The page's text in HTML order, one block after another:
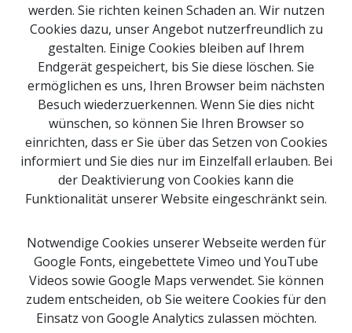
Impressum
Newsletter Anmeldung
Kontakt
Sitemap
Downloads
Suche
© 2026 Copyright Naturpark Obst-Hügel-Land
werden. Sie richten keinen Schaden an. Wir nutzen
Cookies dazu, unser Angebot nutzerfreundlich zu
gestalten. Einige Cookies bleiben auf Ihrem
Endgerät gespeichert, bis Sie diese löschen. Sie
ermöglichen es uns, Ihren Browser beim nächsten
Besuch wiederzuerkennen. Wenn Sie dies nicht
wünschen, so können Sie Ihren Browser so
einrichten, dass er Sie über das Setzen von Cookies
informiert und Sie dies nur im Einzelfall erlauben. Bei
der Deaktivierung von Cookies kann die
Funktionalität unserer Website eingeschränkt sein.
Notwendige Cookies unserer Webseite werden für
Google Fonts, eingebettete Vimeo und YouTube
Videos sowie Google Maps verwendet. Sie können
zudem entscheiden, ob Sie weitere Cookies für den
Einsatz von Google Analytics zulassen möchten.